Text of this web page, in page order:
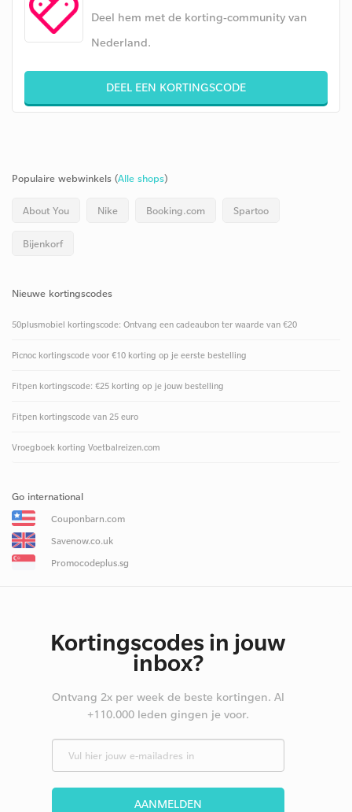
Deel hem met de korting-community van
Nederland.
DEEL EEN KORTINGSCODE
Populaire webwinkels (Alle shops)
About You Nike Booking.com Spartoo
Bijenkorf
Nieuwe kortingscodes
50plusmobiel kortingscode: Ontvang een cadeaubon ter waarde van €20
Picnoc kortingscode voor €10 korting op je eerste bestelling
Fitpen kortingscode: €25 korting op je jouw bestelling
Fitpen kortingscode van 25 euro
Vroegboek korting Voetbalreizen.com
Go international
Couponbarn.com
Savenow.co.uk
Promocodeplus.sg
Kortingscodes in jouw
inbox?
Ontvang 2x per week de beste kortingen. Al
+110.000 leden gingen je voor.
AANMELDEN